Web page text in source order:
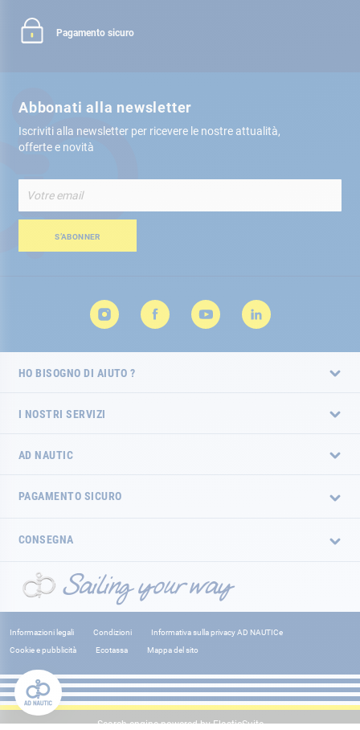
Pagamento sicuro
Abbonati alla newsletter
Iscriviti alla newsletter per ricevere le nostre attualità,
offerte e novità
alla
nostra
Newsletter:S’ABONNER
HO BISOGNO DI AIUTO ?
I NOSTRI SERVIZI
AD NAUTIC
PAGAMENTO SICURO
CONSEGNA
Informazioni legali Condizioni
Informativa sulla privacy AD NAUTICe
Cookie e pubblicità
Ecotassa Mappa del sito
Search engine powered byElasticSuite